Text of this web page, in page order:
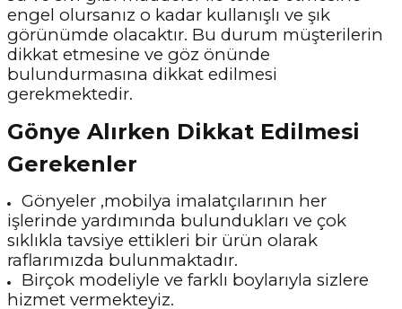
engel olursanız o kadar kullanışlı ve şık
görünümde olacaktır. Bu durum müşterilerin
dikkat etmesine ve göz önünde
bulundurmasına dikkat edilmesi
gerekmektedir.
Gönye Alırken Dikkat Edilmesi
Gerekenler
Gönyeler ,mobilya imalatçılarının her
işlerinde yardımında bulundukları ve çok
sıklıkla tavsiye ettikleri bir ürün olarak
raflarımızda bulunmaktadır.
Birçok modeliyle ve farklı boylarıyla sizlere
hizmet vermekteyiz.